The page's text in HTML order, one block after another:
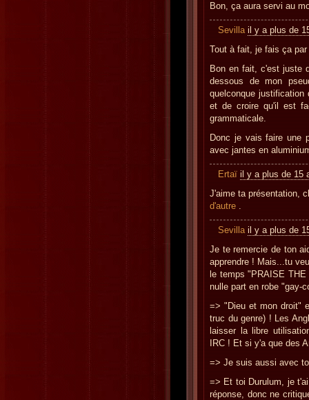
Bon, ça aura servi au
Sevilla il y a plus de
Tout à fait, je fais ça
Bon en fait, c'est juste
dessous de mon
quelconque justification
et de croire qu'il est
grammaticale.
Donc je vais faire une
avec jantes en
Ertaï il y a plus de 15
J'aime ta présentation,
d'autre .
Sevilla il y a plus de
Je te remercie de ton
apprendre ! Mais...tu
le temps "PRAISE
nulle part en robe "gay-
=> "Dieu et mon droit"
truc du genre) ! Les
laisser la libre
IRC ! Et si y'a que des
=> Je suis aussi avec
=> Et toi Durulum, je
réponse, donc ne